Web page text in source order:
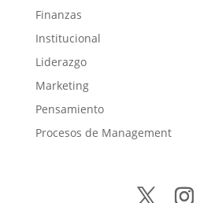
Finanzas
Institucional
Liderazgo
Marketing
Pensamiento
Procesos de Management